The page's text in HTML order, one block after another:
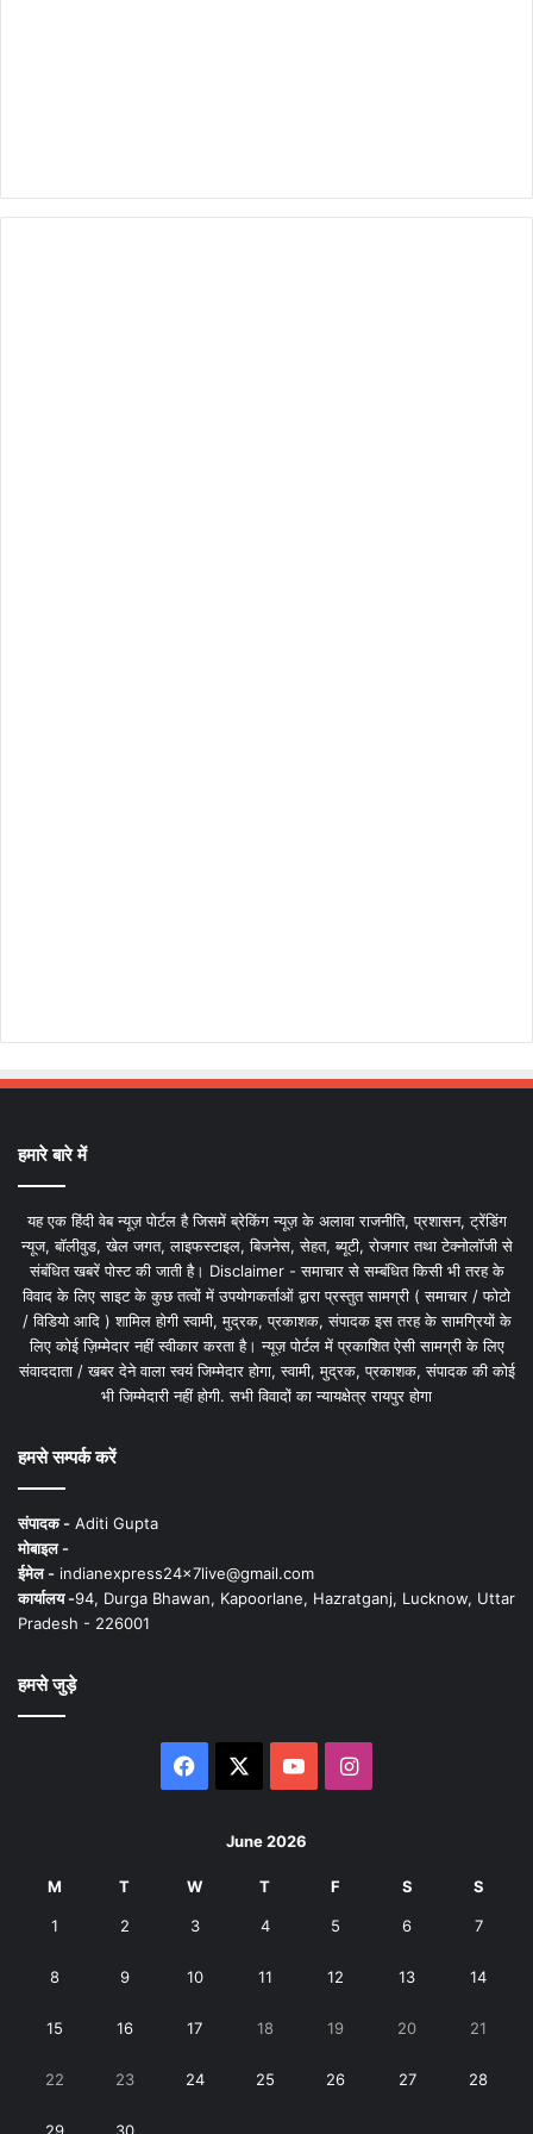
हमारे बारे में
यह एक हिंदी वेब न्यूज़ पोर्टल है जिसमें ब्रेकिंग न्यूज़ के अलावा राजनीति, प्रशासन, ट्रेंडिंग
न्यूज, बॉलीवुड, खेल जगत, लाइफस्टाइल, बिजनेस, सेहत, ब्यूटी, रोजगार तथा टेक्नोलॉजी से
संबंधित खबरें पोस्ट की जाती है। Disclaimer - समाचार से सम्बंधित किसी भी तरह के
विवाद के लिए साइट के कुछ तत्वों में उपयोगकर्ताओं द्वारा प्रस्तुत सामग्री ( समाचार / फोटो
/ विडियो आदि ) शामिल होगी स्वामी, मुद्रक, प्रकाशक, संपादक इस तरह के सामग्रियों के
लिए कोई ज़िम्मेदार नहीं स्वीकार करता है। न्यूज़ पोर्टल में प्रकाशित ऐसी सामग्री के लिए
संवाददाता / खबर देने वाला स्वयं जिम्मेदार होगा, स्वामी, मुद्रक, प्रकाशक, संपादक की कोई
भी जिम्मेदारी नहीं होगी. सभी विवादों का न्यायक्षेत्र रायपुर होगा
हमसे सम्पर्क करें
संपादक - Aditi Gupta
मोबाइल -
ईमेल - indianexpress24x7live@gmail.com
कार्यालय -94, Durga Bhawan, Kapoorlane, Hazratganj, Lucknow, Uttar
Pradesh - 226001
हमसे जुड़े
Facebook YouTubeInstagram
June 2026
M T W T F S S
1 2 3 4 5 6 7
8 9 10 11 12 13 14
15 16 17 18 19 20 21
22 23 24 25 26 27 28